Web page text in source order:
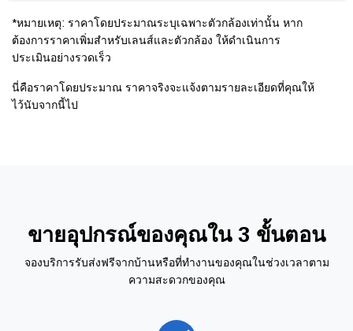
*หมายเหตุ: ราคาโดยประมาณระบุเฉพาะตัวกล้องเท่านั้น หาก
ต้องการราคาเพิ่มสำหรับเลนส์และตัวกล้อง ให้ดำเนินการ
ประเมินอย่างรวดเร็ว
นี่คือราคาโดยประมาณ ราคาจริงจะแจ้งตามรายละเอียดที่คุณให้
ไว้นับจากนี้ไป
ขายอุปกรณ์ของคุณใน 3 ขั้นตอน
จองบริการรับส่งฟรีจากบ้านหรือที่ทำงานของคุณในช่วงเวลาตาม
ความสะดวกของคุณ